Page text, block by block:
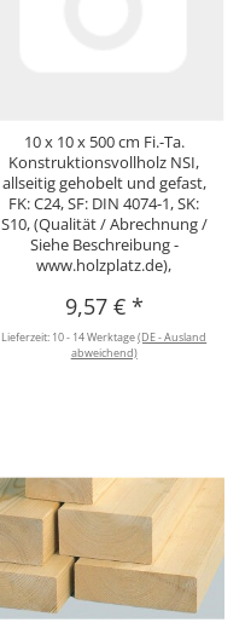
10 x 10 x 500 cm Fi.-Ta.
Konstruktionsvollholz NSI,
allseitig gehobelt und gefast,
FK: C24, SF: DIN 4074-1, SK:
S10, (Qualität / Abrechnung /
Siehe Beschreibung -
www.holzplatz.de),
9,57 € *
Lieferzeit: 10 - 14 Werktage(DE - Ausland
abweichend)